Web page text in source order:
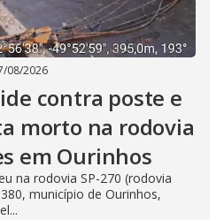
08/2026
contra poste e
morto na rodovia
em Ourinhos
na rodovia SP-270 (rodovia
município de Ourinhos,